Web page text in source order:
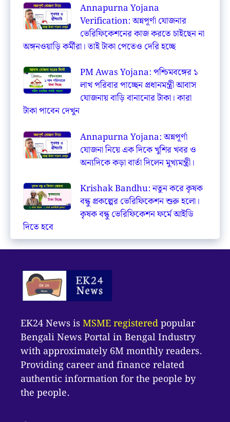
Annapurna Yojana
Verification: অন্নপূর্ণা যোজনার
ভেরিফিকেশনের কাজ করতে চাইছেন না
অঙ্গনওয়াড়ি কর্মীরা। তাই টাকা পেতেও দেরি হচ্ছে
PM Awas Yojana: পশ্চিমবঙ্গের ১
লাখ পরিবার পাচ্ছেন প্রধানমন্ত্রী আবাস
যোজনায় বাড়ি বানানোর টাকা। কারা
টাকা পাবেন দেখুন
Annapurna Yojana: অন্নপূর্ণা
যোজনা নিয়ে এক দিকে খুশির খবর ও
অন্যদিকে কড়া বার্তা দিলেন মুখ্যমন্ত্রী।
Krishak Bandhu: নতুন করে কৃষক
বন্ধু প্রকল্পের ভেরিফিকেশন শুরু হলো।
কৃষক বন্ধু ভেরিফিকেশন ফর্মে আইডি
দিতে হবে
EK24 News isMSME registeredpopular
Bengali News Portal in Bengal Industry
with approximately 6M monthly readers.
Providing career and finance related
authentic information for the people by
the people.